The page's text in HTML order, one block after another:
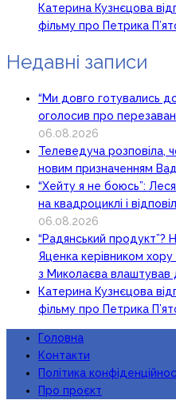
Катерина Кузнєцова
фільму про Петрика
Недавні записи
“Ми довго готувались
оголосив про
06.08.2026
Телеведуча розповіла,
новим призначенням
“Хейту я не боюсь”:
на квадроциклі і
06.08.2026
“Радянський продукт”?
Яценка керівником
з Миколаєва влаштував
Катерина Кузнєцова
фільму про Петрика
Головна
Контакти
Політика
Про проєкт